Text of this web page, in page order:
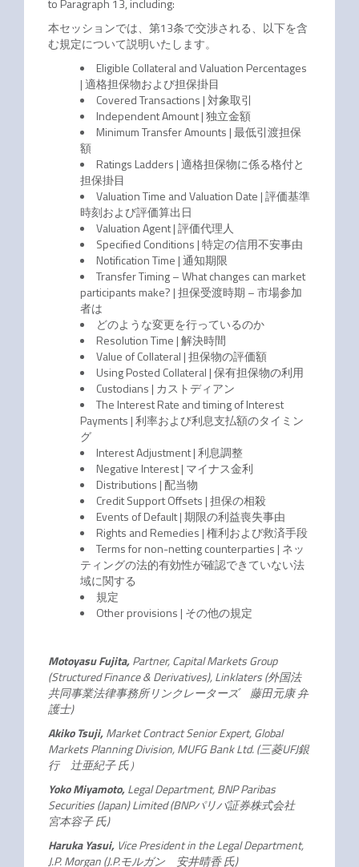
to Paragraph 13, including:
本セッションでは、第13条で交渉される、以下を含
む規定について説明いたします。
Eligible Collateral and Valuation Percentages
| 適格担保物および担保掛目
Covered Transactions | 対象取引
Independent Amount | 独立金額
Minimum Transfer Amounts | 最低引渡担保
額
Ratings Ladders | 適格担保物に係る格付と
担保掛目
Valuation Time and Valuation Date | 評価基準
時刻および評価算出日
Valuation Agent | 評価代理人
Specified Conditions | 特定の信用不安事由
Notification Time | 通知期限
Transfer Timing – What changes can market
participants make? | 担保受渡時期 – 市場参加
者は
どのような変更を行っているのか
Resolution Time | 解決時間
Value of Collateral | 担保物の評価額
Using Posted Collateral | 保有担保物の利用
Custodians | カストディアン
The Interest Rate and timing of Interest
Payments | 利率および利息支払額のタイミン
グ
Interest Adjustment | 利息調整
Negative Interest | マイナス金利
Distributions | 配当物
Credit Support Offsets | 担保の相殺
Events of Default | 期限の利益喪失事由
Rights and Remedies | 権利および救済手段
Terms for non-netting counterparties | ネッ
ティングの法的有効性が確認できていない法
域に関する
規定
Other provisions | その他の規定
Motoyasu Fujita,Partner, Capital Markets Group
(Structured Finance & Derivatives), Linklaters (外国法
共同事業法律事務所リンクレーターズ 藤田元康 弁
護士)
Akiko Tsuji,Market Contract Senior Expert, Global
Markets Planning Division, MUFG Bank Ltd. (三菱UFJ銀
行 辻亜紀子 氏）
Yoko Miyamoto,Legal Department, BNP Paribas
Securities (Japan) Limited (BNPパリバ証券株式会社
宮本容子 氏)
Haruka Yasui,Vice President in the Legal Department,
J.P. Morgan (J.P.モルガン 安井晴香 氏)